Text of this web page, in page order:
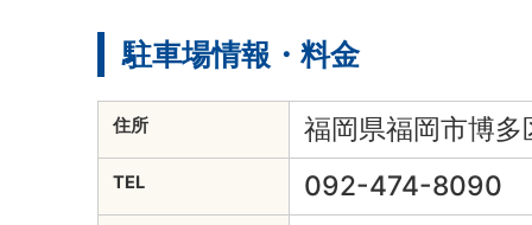
駐車場情報・料金
住所 福岡県福岡市博
TEL 092-474-8090